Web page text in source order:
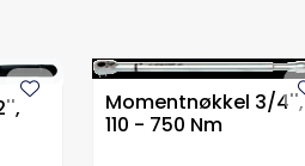
Momentnøkkel 3/4'',
110 - 750 Nm